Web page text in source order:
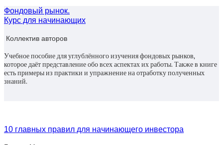
Фондовый рынок.
Курс для начинающих
Коллектив авторов
Учебное пособие для углублённого изучения фондовых рынков,
которое даёт представление обо всех аспектах их работы. Также в книге
есть примеры из практики и упражнение на отработку полученных
знаний.
10 главных правил для начинающего инвестора